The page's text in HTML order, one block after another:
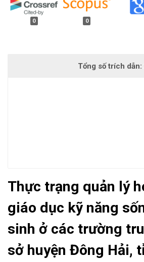
0 0
Thực trạng quản lý
giáo dục kỹ năng
sinh ở các trường
sở huyện Đông Hải,